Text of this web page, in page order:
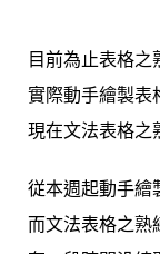
目前為止表格
實際動手繪製表
現在文法表格之
従本週起動手繪
而文法表格之熟